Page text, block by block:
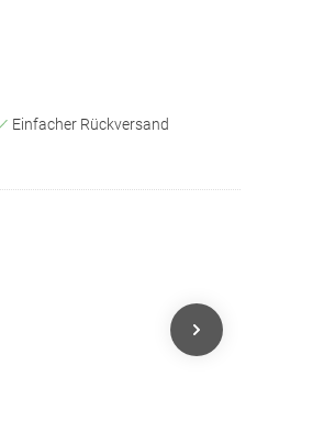
Einfacher Rückversand